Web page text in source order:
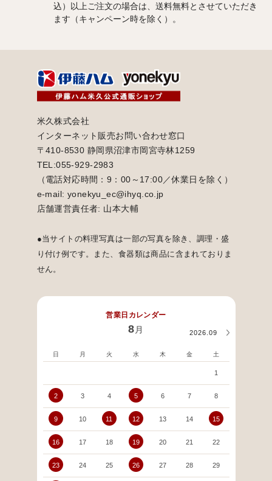
込）以上ご注文の場合は、送料無料とさせていただき
ます（キャンペーン時を除く）。
米久株式会社
インターネット販売お問い合わせ窓口
〒410-8530 静岡県沼津市岡宮寺林1259
TEL:055-929-2983
（電話対応時間：9：00～17:00／休業日を除く）
e-mail: yonekyu_ec@ihyq.co.jp
店舗運営責任者: 山本大輔
●当サイトの料理写真は一部の写真を除き、調理・盛
り付け例です。また、食器類は商品に含まれておりま
せん。
営業日カレンダー
8月 2026.09
日 月 火 水 木 金 土
1
2 3 4 5 6 7 8
9 10 11 12 13 14 15
16 17 18 19 20 21 22
23 24 25 26 27 28 29